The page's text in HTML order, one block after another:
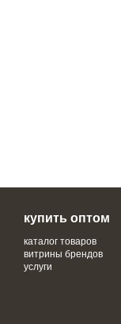
купить оптом
каталог товаров
витрины брендов
услуги